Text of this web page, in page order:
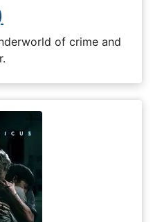
of crime and